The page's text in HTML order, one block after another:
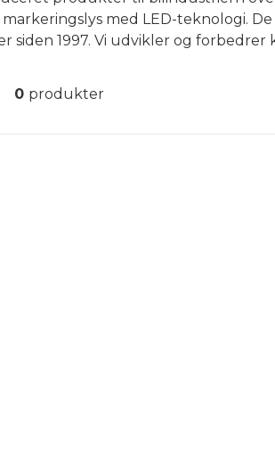
markeringslys med LED-teknologi.
siden 1997. Vi udvikler og
dem. Produkterne har en
er markedets bedste.
0 produkter